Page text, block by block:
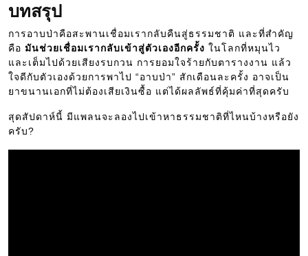
บทสรุป
การอาบป่าคือสะพานเชื่อมเรากลับคืนสู่ธรรมชาติ และที่สำคัญ
คือ มันช่วยเชื่อมเรากลับเข้าสู่ตัวเองอีกครั้ง ในโลกที่หมุนไว
และเต็มไปด้วยเสียงรบกวน การยอมใจร้ายกับตารางงาน แล้ว
ใจดีกับตัวเองด้วยการพาไป “อาบป่า” สักเดือนละครั้ง อาจเป็น
ยาขนานเอกที่ไม่ต้องเสียเงินซื้อ แต่ได้ผลลัพธ์ที่คุ้มค่าที่สุดครับ
สุดสัปดาห์นี้ มีแพลนจะลองไปเข้าหาธรรมชาติที่ไหนบ้างหรือยัง
ครับ?